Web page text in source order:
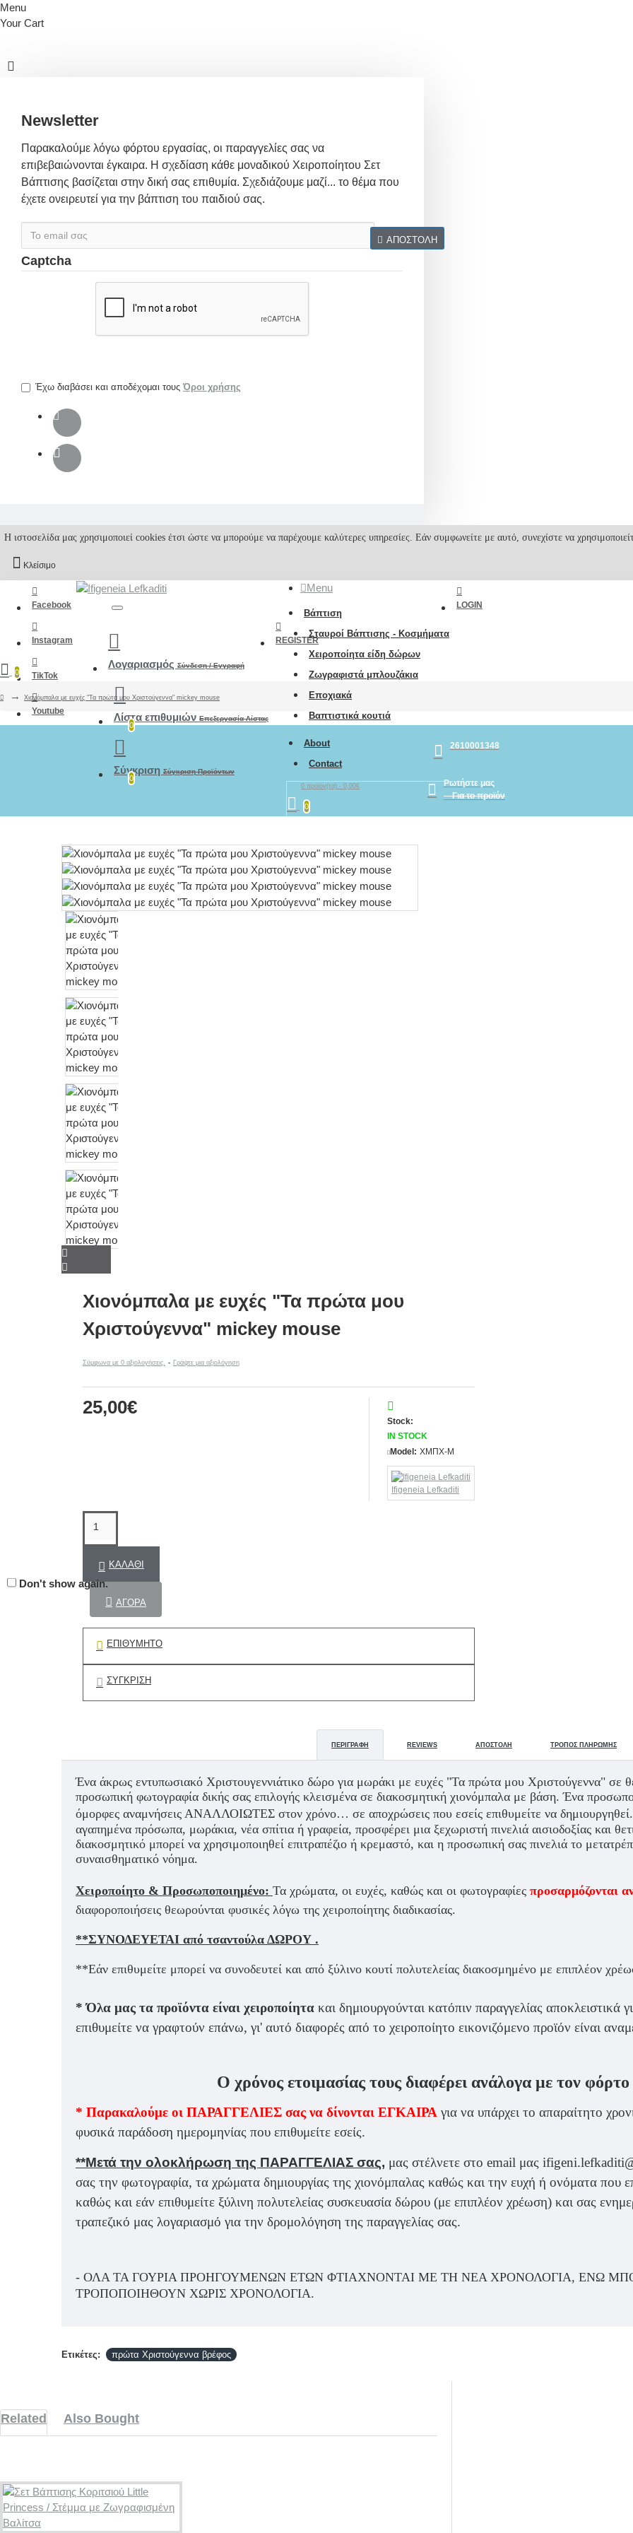
Menu
Your Cart
Newsletter
Παρακαλούμε λόγω φόρτου εργασίας, οι παραγγελίες σας να
επιβεβαιώνονται έγκαιρα. Η σχεδίαση κάθε μοναδικού Χειροποίητου Σετ
Βάπτισης βασίζεται στην δική σας επιθυμία. Σχεδιάζουμε μαζί... το θέμα που
έχετε ονειρευτεί για την βάπτιση του παιδιού σας.
ΑΠΟΣΤΟΛΉ
Captcha
Έχω διαβάσει και αποδέχομαι τους Όροι χρήσης
Don't show again.
Η ιστοσελίδα μας χρησιμοποιεί cookies έτσι ώστε να μπορούμε να παρέχουμε καλύτερες υπηρεσίες. Εάν συμφωνείτε με αυτό, συνεχίστε να
Κλείσιμο
Facebook
Instagram
TikTok
Youtube
Λογαριασμός Σύνδεση / Εγγραφή
Λίστα επιθυμιών Επεξεργασία Λίστας
0
Σύγκριση Σύγκριση Προϊόντων
0
Menu
Βάπτιση
Σταυροί Βάπτισης - Κοσμήματα
Χειροποίητα είδη δώρων
Ζωγραφιστά μπλουζάκια
Εποχιακά
Βαπτιστικά κουτιά
About
Contact
0 προϊόν(τα) - 0,00€
0
LOGIN
REGISTER
0
Χιονόμπαλα με ευχές "Τα πρώτα μου Χριστούγεννα" mickey mouse
2610001348
Ρωτήστε μας
Για το προϊόν
Χιονόμπαλα με ευχές "Τα πρώτα μου
Χριστούγεννα" mickey mouse
Σύμφωνα με 0 αξιολογήσεις. - Γράψτε μια αξιολόγηση
25,00€
Stock:
IN STOCK
Model: ΧΜΠΧ-Μ
Ifigeneia Lefkaditi
ΚΑΛΆΘΙ
ΑΓΟΡΆ
ΕΠΙΘΥΜΗΤΌ
ΣΎΓΚΡΙΣΗ
ΠΕΡΙΓΡΑΦΉ REVIEWS ΑΠΟΣΤΟΛΉ ΤΡΌΠΟΣ ΠΛΗΡΩΜΉΣ
Ένα άκρως εντυπωσιακό Χριστουγεννιάτικο δώρο για μωράκι με ευχές "Τα πρώτα μου Χριστούγεννα" σε
προσωπική φωτογραφία δικής σας επιλογής κλεισμένα σε διακοσμητική χιονόμπαλα με βάση. Ένα
όμορφες αναμνήσεις ΑΝΑΛΛΟΙΩΤΕΣ στον χρόνο… σε αποχρώσεις που εσείς επιθυμείτε να δημιουργηθεί.
αγαπημένα πρόσωπα, μωράκια, νέα σπίτια ή γραφεία, προσφέρει μια ξεχωριστή πινελιά αισιοδοξίας και
διακοσμητικό μπορεί να χρησιμοποιηθεί επιτραπέζιο ή κρεμαστό, και η προσωπική σας πινελιά το
συναισθηματικό νόημα.
Χειροποίητο & Προσωποποιημένο: Τα χρώματα, οι ευχές, καθώς και οι φωτογραφίες προσαρμόζονται
διαφοροποιήσεις θεωρούνται φυσικές λόγω της χειροποίητης διαδικασίας.
**ΣΥΝΟΔΕΥΕΤΑΙ από τσαντούλα ΔΩΡΟΥ .
**Εάν επιθυμείτε μπορεί να συνοδευτεί και από ξύλινο κουτί πολυτελείας διακοσμημένο με επιπλέον
* Όλα μας τα προϊόντα είναι χειροποίητα και δημιουργούνται κατόπιν παραγγελίας αποκλειστικά
επιθυμείτε να γραφτούν επάνω, γι' αυτό διαφορές από το χειροποίητο εικονιζόμενο προϊόν είναι
Ο χρόνος ετοιμασίας τους διαφέρει ανάλογα με τον
* Παρακαλούμε οι ΠΑΡΑΓΓΕΛΙΕΣ σας να δίνονται ΕΓΚΑΙΡΑ για να υπάρχει το απαραίτητο
φυσικά παράδοση ημερομηνίας που επιθυμείτε εσείς.
**Μετά την ολοκλήρωση της ΠΑΡΑΓΓΕΛΙΑΣ σας, μας στέλνετε στο email μας
σας την φωτογραφία, τα χρώματα δημιουργίας της χιονόμπαλας καθώς και την ευχή ή ονόματα που
καθώς και εάν επιθυμείτε ξύλινη πολυτελείας συσκευασία δώρου (με επιπλέον χρέωση) και σας
τραπεζικό μας λογαριασμό για την δρομολόγηση της παραγγελίας σας.
- ΌΛΑ ΤΑ ΓΟΎΡΙΑ ΠΡΟΗΓΟΎΜΕΝΩΝ ΕΤΏΝ ΦΤΙΆΧΝΟΝΤΑΙ ΜΕ ΤΗ ΝΈΑ ΧΡΟΝΟΛΟΓΊΑ, ΕΝΏ
ΤΡΟΠΟΠΟΙΗΘΟΎΝ ΧΩΡΊΣ ΧΡΟΝΟΛΟΓΊΑ.
Ετικέτες: πρώτα Χριστούγεννα βρέφος
Related Also Bought